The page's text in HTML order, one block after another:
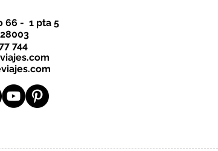
66 - 1 pta 5
744